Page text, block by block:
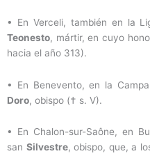
• En Verceli, también en la
Teonesto, mártir, en cuyo
hacia el año 313).
• En Benevento, en la
Doro, obispo († s. V).
• En Chalon-sur-Saône, en
san Silvestre, obispo, que, a